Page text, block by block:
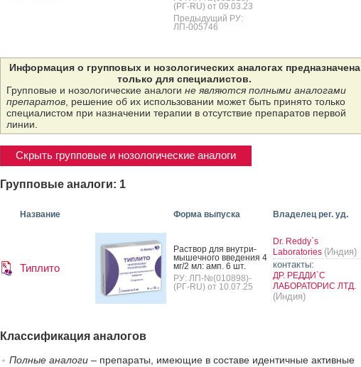
(РГ-RU) от 09.03.23
Предыдущий РУ:
ЛП-005746
Информация о групповых и нозологических аналогах предназначена
только для специалистов.
Групповые и нозологические аналоги не являются полными аналогами
препаратов, решение об их использовании может быть принято только
специалистом при назначении терапии в отсутствие препаратов первой
линии.
Скрыть групповые и нозологические аналоги
Групповые аналоги: 1
Название Форма выпуска Владелец рег. уд.
Типлито
Рас­твор для внут­ри­
мышеч­но­го вве­дения 4
мг/2 мл: амп. 6 шт.
РУ: ЛП-№(010898)-
(РГ-RU) от 10.07.25
Dr. Reddy`s
Laboratories (Индия)
контакты:
ДР. РЕДДИ`С
ЛАБОРАТОРИС ЛТД.
(Индия)
Классификация аналогов
Полные аналоги– препараты, имеющие в составе идентичные активные